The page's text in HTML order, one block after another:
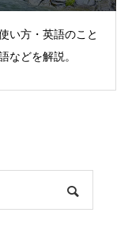
い方・英語のこと
などを解説。